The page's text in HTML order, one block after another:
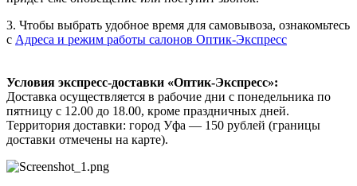
3. Чтобы выбрать удобное время для самовывоза, ознакомьтесь
с Адреса и режим работы салонов Оптик-Экспресс
Условия экспресс-доставки «Оптик-Экспресс»:
Доставка осуществляется в рабочие дни с понедельника по
пятницу с 12.00 до 18.00, кроме праздничных дней.
Территория доставки: город Уфа — 150 рублей (границы
доставки отмечены на карте).